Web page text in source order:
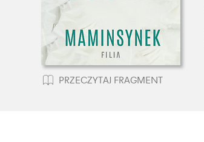
PRZECZYTAJ FRAGMENT